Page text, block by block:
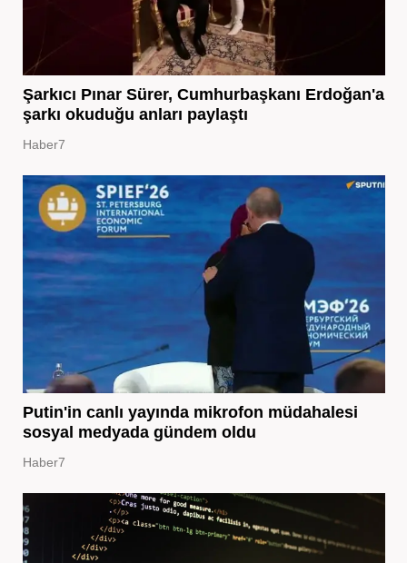
Şarkıcı Pınar Sürer, Cumhurbaşkanı Erdoğan'a
şarkı okuduğu anları paylaştı
Haber7
Putin'in canlı yayında mikrofon müdahalesi
sosyal medyada gündem oldu
Haber7